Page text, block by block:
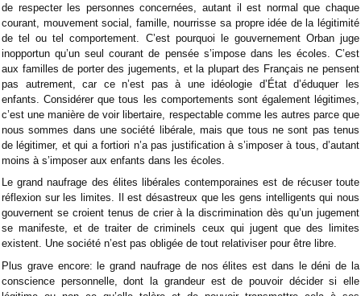
de respecter les personnes concernées, autant il est normal que chaque
courant, mouvement social, famille, nourrisse sa propre idée de la légitimité
de tel ou tel comportement. C’est pourquoi le gouvernement Orban juge
inopportun qu’un seul courant de pensée s’impose dans les écoles. C’est
aux familles de porter des jugements, et la plupart des Français ne pensent
pas autrement, car ce n’est pas à une idéologie d’État d’éduquer les
enfants. Considérer que tous les comportements sont également légitimes,
c’est une manière de voir libertaire, respectable comme les autres parce que
nous sommes dans une société libérale, mais que tous ne sont pas tenus
de légitimer, et qui a fortiori n’a pas justification à s’imposer à tous, d’autant
moins à s’imposer aux enfants dans les écoles.
Le grand naufrage des élites libérales contemporaines est de récuser toute
réflexion sur les limites. Il est désastreux que les gens intelligents qui nous
gouvernent se croient tenus de crier à la discrimination dès qu’un jugement
se manifeste, et de traiter de criminels ceux qui jugent que des limites
existent. Une société n’est pas obligée de tout relativiser pour être libre.
Plus grave encore: le grand naufrage de nos élites est dans le déni de la
conscience personnelle, dont la grandeur est de pouvoir décider si elle